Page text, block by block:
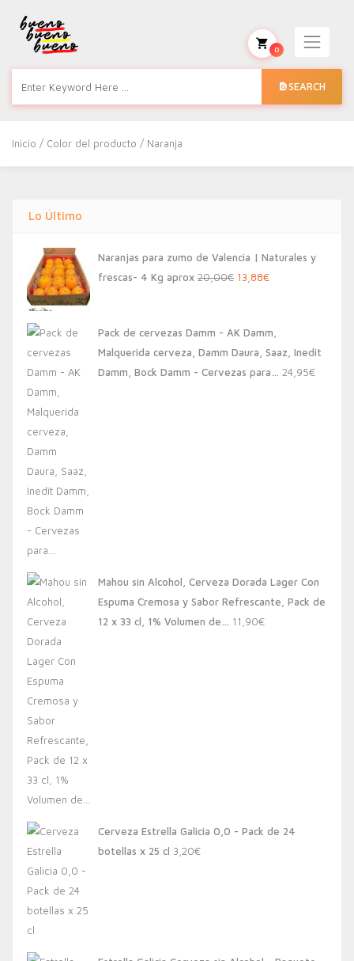
SEARCH
0
Inicio / Color del producto / Naranja
Lo Último
Naranjas para zumo de Valencia | Naturales y
frescas- 4 Kg aprox 20,00€ El
era:
20,00€.
13,88€El
es:
13,88€.
Pack de cervezas Damm - AK Damm,
Malquerida cerveza, Damm Daura, Saaz, Inedit
Damm, Bock Damm - Cervezas para… 24,95€
Mahou sin Alcohol, Cerveza Dorada Lager Con
Espuma Cremosa y Sabor Refrescante, Pack de
12 x 33 cl, 1% Volumen de… 11,90€
Cerveza Estrella Galicia 0,0 - Pack de 24
botellas x 25 cl 3,20€